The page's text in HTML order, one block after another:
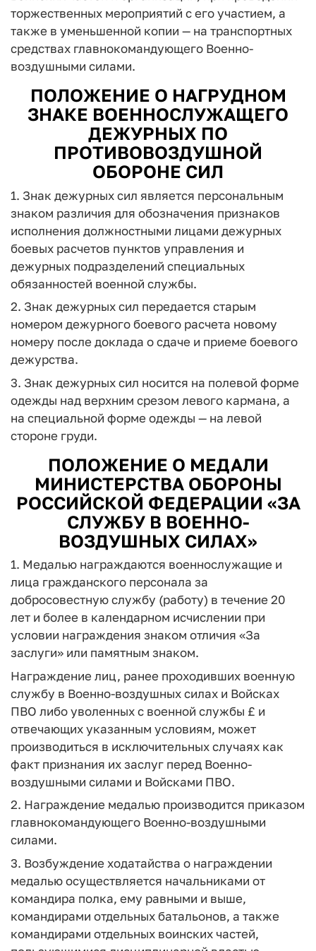
торжественных мероприятий с его участием, а
также в уменьшенной копии — на транспортных
средствах главнокомандующего Военно-
воздушными силами.
ПОЛОЖЕНИЕ О НАГРУДНОМ
ЗНАКЕ ВОЕННОСЛУЖАЩЕГО
ДЕЖУРНЫХ ПО
ПРОТИВОВОЗДУШНОЙ
ОБОРОНЕ СИЛ
1. Знак дежурных сил является персональным
знаком различия для обозначения признаков
исполнения должностными лицами дежурных
боевых расчетов пунктов управления и
дежурных подразделений специальных
обязанностей военной службы.
2. Знак дежурных сил передается старым
номером дежурного боевого расчета новому
номеру после доклада о сдаче и приеме боевого
дежурства.
3. Знак дежурных сил носится на полевой форме
одежды над верхним срезом левого кармана, а
на специальной форме одежды — на левой
стороне груди.
ПОЛОЖЕНИЕ О МЕДАЛИ
МИНИСТЕРСТВА ОБОРОНЫ
РОССИЙСКОЙ ФЕДЕРАЦИИ «ЗА
СЛУЖБУ В ВОЕННО-
ВОЗДУШНЫХ СИЛАХ»
1. Медалью награждаются военнослужащие и
лица гражданского персонала за
добросовестную службу (работу) в течение 20
лет и более в календарном исчислении при
условии награждения знаком отличия «За
заслуги» или памятным знаком.
Награждение лиц, ранее проходивших военную
службу в Военно-воздушных силах и Войсках
ПВО либо уволенных с военной службы £ и
отвечающих указанным условиям, может
производиться в исключительных случаях как
факт признания их заслуг перед Военно-
воздушными силами и Войсками ПВО.
2. Награждение медалью производится приказом
главнокомандующего Военно-воздушными
силами.
3. Возбуждение ходатайства о награждении
медалью осуществляется начальниками от
командира полка, ему равными и выше,
командирами отдельных батальонов, а также
командирами отдельных воинских частей,